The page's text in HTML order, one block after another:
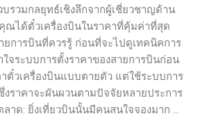
รวมกลยุทธ์เชิงลึกจากผู้เชี่ยวชาญด้าน
ณได้ตั๋วเครื่องบินในราคาที่คุ้มค่าที่สุด
ยการบินที่ควรรู้ ก่อนที่จะไปดูเทคนิคการ
จระบบการตั้งราคาของสายการบินก่อน
ตั๋วเครื่องบินแบบตายตัว แต่ใช้ระบบการ
งราคาจะผันผวนตามปัจจัยหลายประการ
าด: ยิ่งเที่ยวบินนั้นมีคนสนใจจองมาก ...